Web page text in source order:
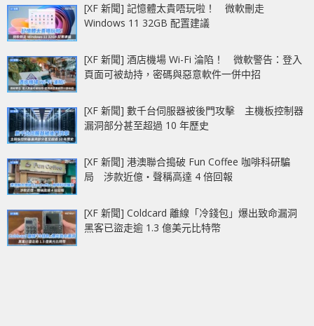
[XF 新聞] 記憶體太貴唔玩啦！ 微軟刪走
Windows 11 32GB 配置建議
[XF 新聞] 酒店機場 Wi-Fi 淪陷！ 微軟警告：登入
頁面可被劫持，密碼與惡意軟件一併中招
[XF 新聞] 數千台伺服器被後門攻擊 主機板控制器
漏洞部分甚至超過 10 年歷史
[XF 新聞] 港澳聯合搗破 Fun Coffee 咖啡科研騙
局 涉款近億‧聲稱高達 4 倍回報
[XF 新聞] Coldcard 離線「冷錢包」爆出致命漏洞
黑客已盜走逾 1.3 億美元比特幣